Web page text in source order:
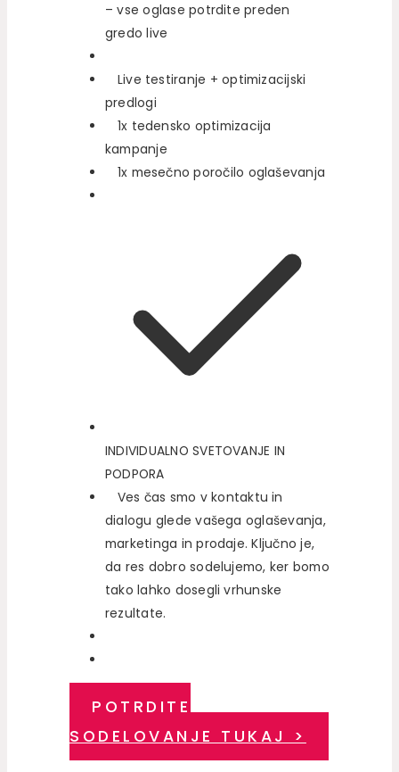
– vse oglase potrdite preden
gredo live
Live testiranje + optimizacijski
predlogi
1x tedensko optimizacija
kampanje
1x mesečno poročilo oglaševanja
INDIVIDUALNO SVETOVANJE IN
PODPORA
Ves čas smo v kontaktu in
dialogu glede vašega oglaševanja,
marketinga in prodaje. Ključno je,
da res dobro sodelujemo, ker bomo
tako lahko dosegli vrhunske
rezultate.
POTRDITE
SODELOVANJE TUKAJ >